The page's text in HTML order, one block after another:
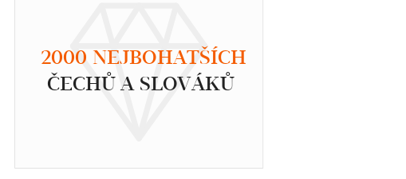
2000 NEJBOHATŠÍCH
ČECHŮ A SLOVÁKŮ